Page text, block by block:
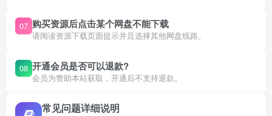
07 购买资源后点击某个网盘不能下载
请阅读资源下载页面提示并且选择其他网盘线路。
08 开通会员是否可以退款?
会员为赞助本站获取，开通后不支持退款。
常见问题详细说明